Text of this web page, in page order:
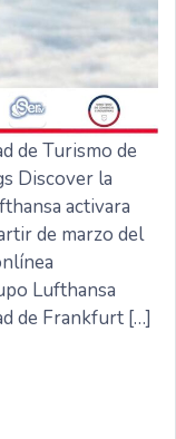
Turismo de
Discover la
activara
de marzo del
Lufthansa
de Frankfurt […]